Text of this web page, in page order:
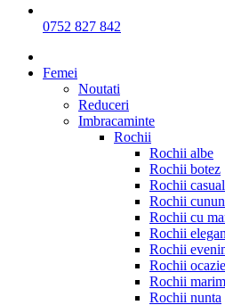
0752 827 842
Femei
Noutati
Reduceri
Imbracaminte
Rochii
Rochii albe
Rochii botez
Rochii casual
Rochii
Rochii cu
Rochii
Rochii
Rochii ocazie
Rochii
Rochii nunta